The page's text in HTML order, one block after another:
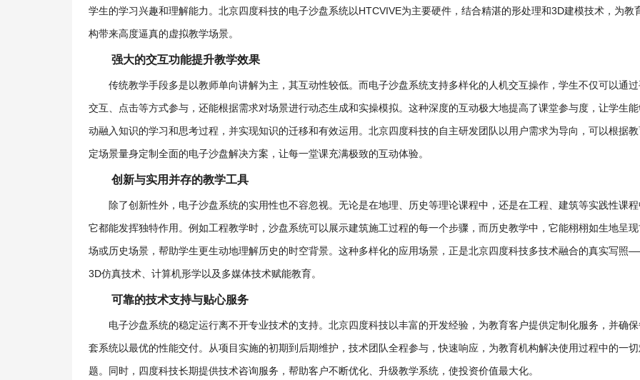
学生的学习兴趣和理解能力。北京四度科技的电子沙盘系统以HTCVIVE为主要硬件，结合精湛的形处理和3D建模技术，为教
构带来高度逼真的虚拟教学场景。
强大的交互功能提升教学效果
传统教学手段多是以教师单向讲解为主，其互动性较低。而电子沙盘系统支持多样化的人机交互操作，学生不仅可以通
交互、点击等方式参与，还能根据需求对场景进行动态生成和实操模拟。这种深度的互动极大地提高了课堂参与度，让学生能
动融入知识的学习和思考过程，并实现知识的迁移和有效运用。北京四度科技的自主研发团队以用户需求为导向，可以根据
定场景量身定制全面的电子沙盘解决方案，让每一堂课充满极致的互动体验。
创新与实用并存的教学工具
除了创新性外，电子沙盘系统的实用性也不容忽视。无论是在地理、历史等理论课程中，还是在工程、建筑等实践性课程
它都能发挥独特作用。例如工程教学时，沙盘系统可以展示建筑施工过程的每一个步骤，而历史教学中，它能栩栩如生地呈
场或历史场景，帮助学生更生动地理解历史的时空背景。这种多样化的应用场景，正是北京四度科技多技术融合的真实写照
3D仿真技术、计算机形学以及多媒体技术赋能教育。
可靠的技术支持与贴心服务
电子沙盘系统的稳定运行离不开专业技术的支持。北京四度科技以丰富的开发经验，为教育客户提供定制化服务，并确
套系统以最优的性能交付。从项目实施的初期到后期维护，技术团队全程参与，快速响应，为教育机构解决使用过程中的一
题。同时，四度科技长期提供技术咨询服务，帮助客户不断优化、升级教学系统，使投资价值最大化。